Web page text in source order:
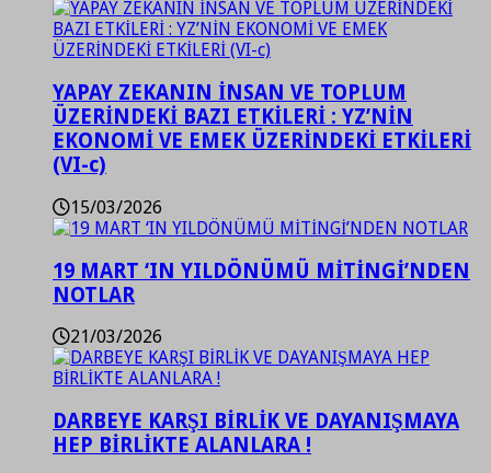
YAPAY ZEKANIN İNSAN VE TOPLUM
ÜZERİNDEKİ BAZI ETKİLERİ : YZ’NİN
EKONOMİ VE EMEK ÜZERİNDEKİ ETKİLERİ
(VI-c)
15/03/2026
19 MART ‘IN YILDÖNÜMÜ MİTİNGİ’NDEN
NOTLAR
21/03/2026
DARBEYE KARŞI BİRLİK VE DAYANIŞMAYA
HEP BİRLİKTE ALANLARA !